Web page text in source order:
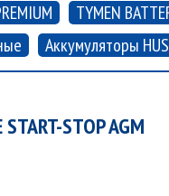
TYMEN
Аккумуляторы
STOP AGM